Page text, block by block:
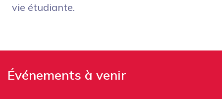
vie étudiante.
Événements à venir